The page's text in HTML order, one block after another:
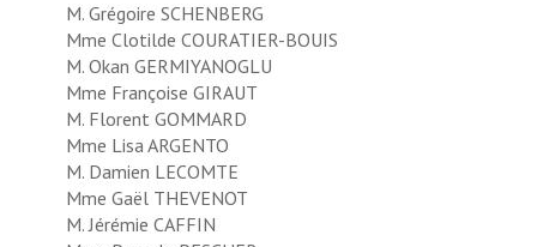
M. Grégoire SCHENBERG
Mme Clotilde COURATIER-BOUIS
M. Okan GERMIYANOGLU
Mme Françoise GIRAUT
M. Florent GOMMARD
Mme Lisa ARGENTO
M. Damien LECOMTE
Mme Gaël THEVENOT
M. Jérémie CAFFIN